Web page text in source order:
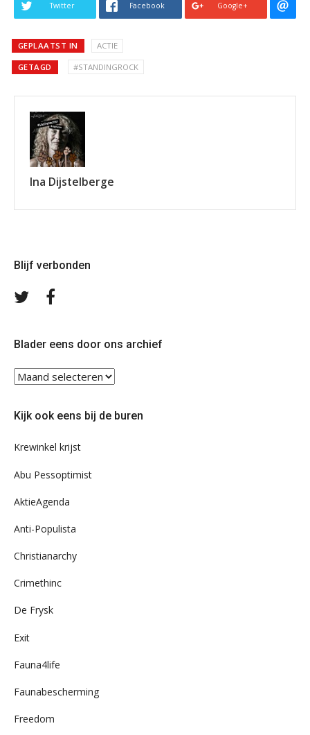
Twitter Facebook Google+
GEPLAATST IN ACTIE
GETAGD #STANDINGROCK
Ina Dijstelberge
Blijf verbonden
Volg
Blader eens door ons archief
Blader
ons
Kijk ook eens bij de buren
Krewinkel krijst
Abu Pessoptimist
AktieAgenda
Anti-Populista
Christianarchy
Crimethinc
De Frysk
Exit
Fauna4life
Faunabescherming
Freedom